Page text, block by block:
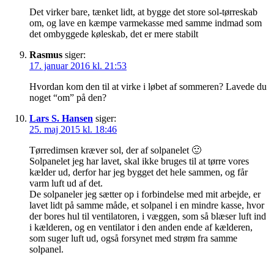
Det virker bare, tænket lidt, at bygge det store sol-tørreskab
om, og lave en kæmpe varmekasse med samme indmad som
det ombyggede køleskab, det er mere stabilt
Rasmus siger:
17. januar 2016 kl. 21:53
Hvordan kom den til at virke i løbet af sommeren? Lavede du
noget “om” på den?
Lars S. Hansen siger:
25. maj 2015 kl. 18:46
Tørredimsen kræver sol, der af solpanelet 🙂
Solpanelet jeg har lavet, skal ikke bruges til at tørre vores
kælder ud, derfor har jeg bygget det hele sammen, og får
varm luft ud af det.
De solpaneler jeg sætter op i forbindelse med mit arbejde, er
lavet lidt på samme måde, et solpanel i en mindre kasse, hvor
der bores hul til ventilatoren, i væggen, som så blæser luft ind
i kælderen, og en ventilator i den anden ende af kælderen,
som suger luft ud, også forsynet med strøm fra samme
solpanel.